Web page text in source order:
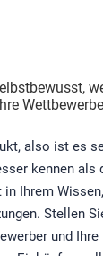
also ist es
kennen als
Ihrem
Stellen
und